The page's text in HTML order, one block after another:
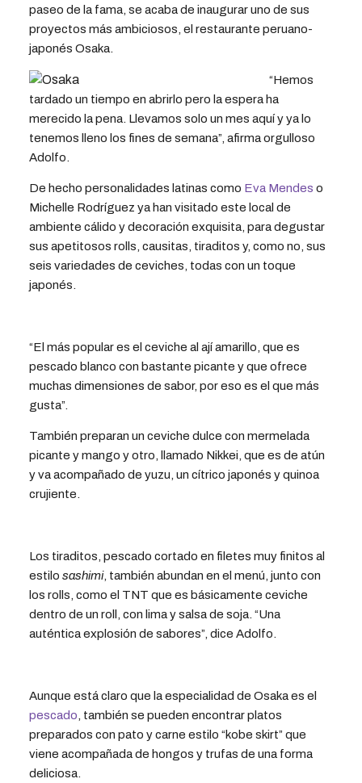
paseo de la fama, se acaba de inaugurar uno de sus
proyectos más ambiciosos, el restaurante peruano-
japonés Osaka.
“Hemos
tardado un tiempo en abrirlo pero la espera ha
merecido la pena. Llevamos solo un mes aquí y ya lo
tenemos lleno los fines de semana”, afirma orgulloso
Adolfo.
De hecho personalidades latinas como Eva Mendes o
Michelle Rodríguez ya han visitado este local de
ambiente cálido y decoración exquisita, para degustar
sus apetitosos rolls, causitas, tiraditos y, como no, sus
seis variedades de ceviches, todas con un toque
japonés.
“El más popular es el ceviche al ají amarillo, que es
pescado blanco con bastante picante y que ofrece
muchas dimensiones de sabor, por eso es el que más
gusta”.
También preparan un ceviche dulce con mermelada
picante y mango y otro, llamado Nikkei, que es de atún
y va acompañado de yuzu, un cítrico japonés y quinoa
crujiente.
Los tiraditos, pescado cortado en filetes muy finitos al
estilo sashimi, también abundan en el menú, junto con
los rolls, como el TNT que es básicamente ceviche
dentro de un roll, con lima y salsa de soja. “Una
auténtica explosión de sabores”, dice Adolfo.
Aunque está claro que la especialidad de Osaka es el
pescado , también se pueden encontrar platos
preparados con pato y carne estilo “kobe skirt” que
viene acompañada de hongos y trufas de una forma
deliciosa.